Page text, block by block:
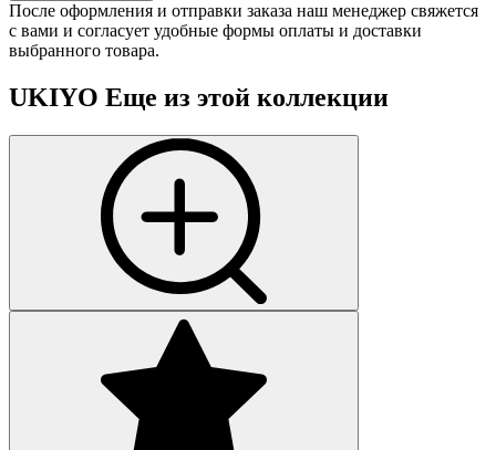
После оформления и отправки заказа наш менеджер свяжется
с вами и согласует удобные формы оплаты и доставки
выбранного товара.
UKIYO Еще из этой коллекции